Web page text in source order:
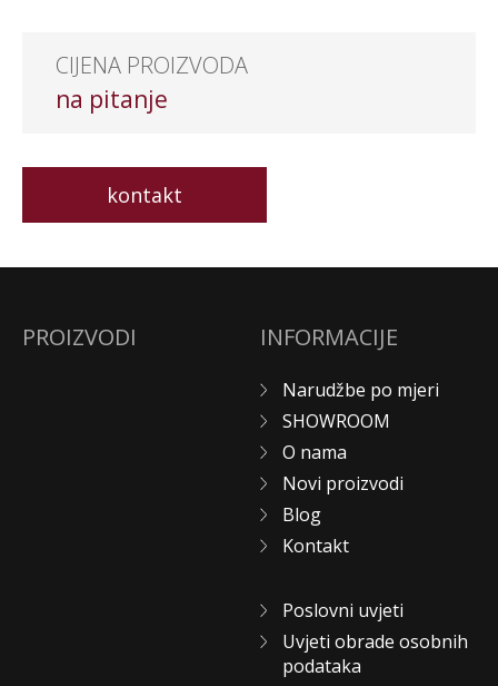
CIJENA PROIZVODA
na pitanje
kontakt
PROIZVODI INFORMACIJE
Narudžbe po mjeri
SHOWROOM
O nama
Novi proizvodi
Blog
Kontakt
Poslovni uvjeti
Uvjeti obrade osobnih
podataka